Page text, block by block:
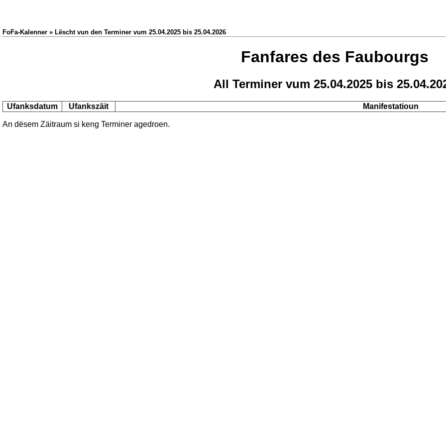
FoFa-Kalenner » Lëscht vun den Terminer vum 25.04.2025 bis 25.04.2026
Fanfares des Faubourgs
All Terminer vum 25.04.2025 bis
Ufanksdatum Ufankszäit Manifestatioun
An dësem Zäitraum si keng Terminer agedroen.